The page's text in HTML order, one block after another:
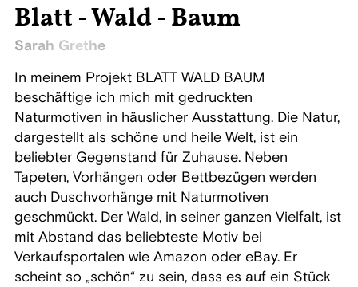
Blatt - Wald - Baum
Sarah Grethe
In meinem Projekt BLATT WALD BAUM
beschäftige ich mich mit gedruckten
Naturmotiven in häuslicher Ausstattung. Die Natur,
dargestellt als schöne und heile Welt, ist ein
beliebter Gegenstand für Zuhause. Neben
Tapeten, Vorhängen oder Bettbezügen werden
auch Duschvorhänge mit Naturmotiven
geschmückt. Der Wald, in seiner ganzen Vielfalt, ist
mit Abstand das beliebteste Motiv bei
Verkaufsportalen wie Amazon oder eBay. Er
scheint so „schön“ zu sein, dass es auf ein Stück